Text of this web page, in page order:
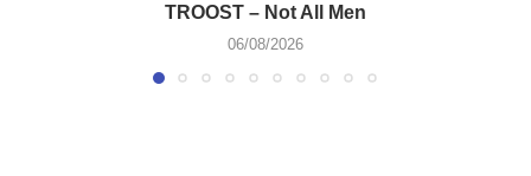
TROOST – Not All Men
06/08/2026